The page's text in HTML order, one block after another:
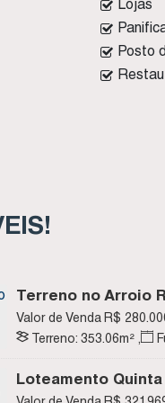
Lojas
Posto
Terreno no Arroio
R$
Valor de Venda
Rosa, Imbituba, Santa
Terreno: 353.06m² ,
Loteamento
Quadra K - Nova